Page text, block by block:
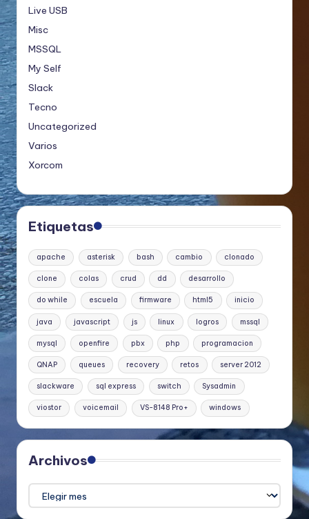
Live USB
Misc
MSSQL
My Self
Slack
Tecno
Uncategorized
Varios
Xorcom
Etiquetas
apache asterisk bash cambio clonado
clone colas crud dd desarrollo
do while escuela firmware html5 inicio
java javascript js linux logros mssql
mysql openfire pbx php programacion
QNAP queues recovery retos server 2012
slackware sql express switch Sysadmin
viostor voicemail VS-8148 Pro+ windows
Archivos
Archivos